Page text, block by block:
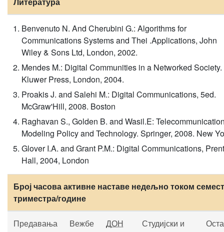
Benvenuto N. And Cherubini G.: Algorithms for
Communications Systems and Thei .Applications, John
Wiley & Sons Ltd, London, 2002.
Mendes M.: Digital Communities in a Networked Society.
Kluwer Press, London, 2004.
Proakis J. and Salehi M.: Digital Communications, 5ed.
McGraw'Hill, 2008. Boston
Raghavan S., Golden B. and Wasil.E:
Modeling Policy and Technology. Springer, 2008. New
Glover I.A. and Grant P.M.: Digital Communications,
Hall, 2004, London
Број часова активне наставе недељно током
триместра/године
Предавања Вежбе ДОН
Студијски и